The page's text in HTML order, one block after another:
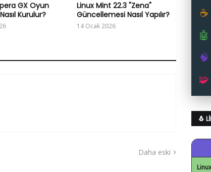
GX Oyun
Kurulur?
Linux Mint 22.3 "Zena"
Güncellemesi Nasıl Yapılır?
14 Ocak 2026
Daha eski
☕
🤖
🧠
🧩
🐧